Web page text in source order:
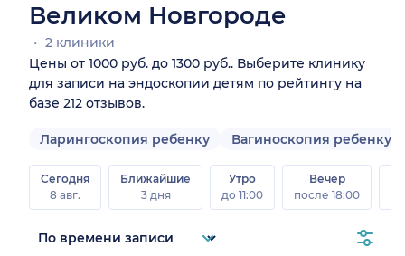
Великом Новгороде
2 клиники
Цены от 1000 руб. до 1300 руб.. Выберите клинику
для записи на эндоскопии детям по рейтингу на
базе 212 отзывов.
Ларингоскопия ребенку Вагиноскопия ребенку
Сегодня
8 авг.
Ближайшие
3 дня
Утро
до 11:00
Вечер
после 18:00